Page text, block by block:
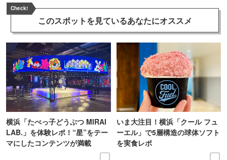
Check!
このスポットを見ているあなたにオススメ
横浜「たべっ子どうぶつ MIRAI
LAB.」を体験レポ！“星”をテー
マにしたコンテンツが満載
いま大注目！横浜「クール フュ
ーエル」で5層構造の球体ソフト
を実食レポ